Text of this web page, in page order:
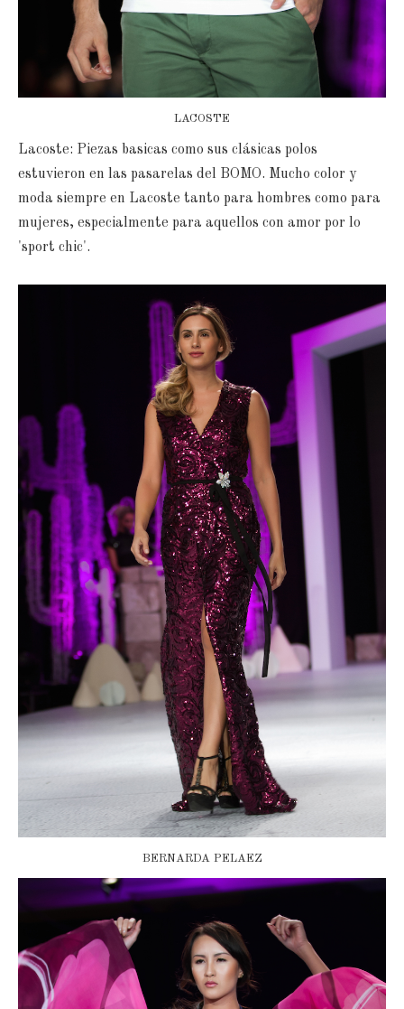
LACOSTE
Lacoste: Piezas basicas como sus clásicas polos
estuvieron en las pasarelas del BOMO. Mucho color y
moda siempre en Lacoste tanto para hombres como para
mujeres, especialmente para aquellos con amor por lo
'sport chic'.
BERNARDA PELAEZ